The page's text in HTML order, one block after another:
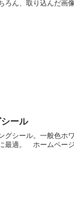
ん、取り込んだ画
ール
グシール。一般色
最適。 ホームペー